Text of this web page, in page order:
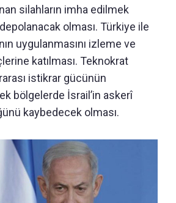
silahların imha edilmek
olması. Türkiye ile
uygulanmasını izleme ve
katılması. Teknokrat
istikrar gücünün
bölgelerde İsrail’in askerî
kaybedecek olması.